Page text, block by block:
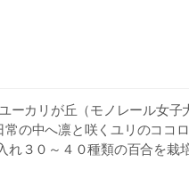
ーカリが丘（モノレール女子
の中へ凛と咲くユリのココ
３０～４０種類の百合を栽
で販売し花が咲いていく過程